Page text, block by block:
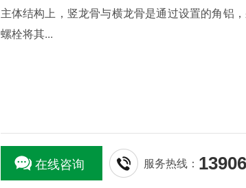
主体结构上，竖龙骨与横龙骨是通过设置的角铝
螺栓将其...
在线咨询 服务热线：